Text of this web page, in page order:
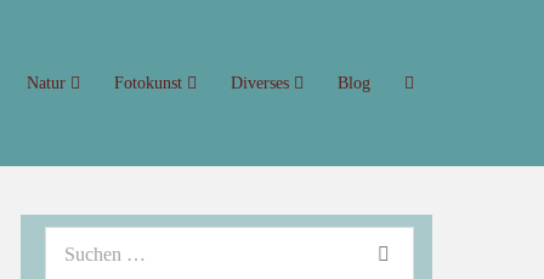
Natur Fotokunst Diverses Blog